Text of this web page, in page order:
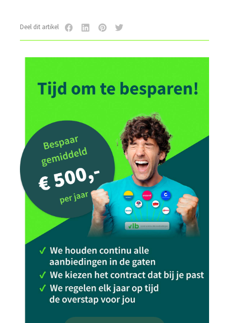
Deel dit artikel